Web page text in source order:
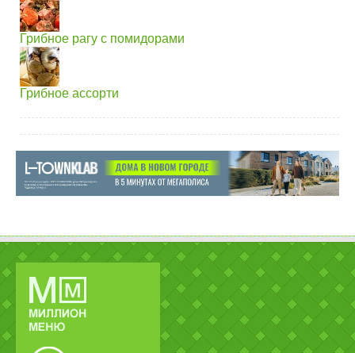
Грибное рагу с помидорами
Грибное ассорти